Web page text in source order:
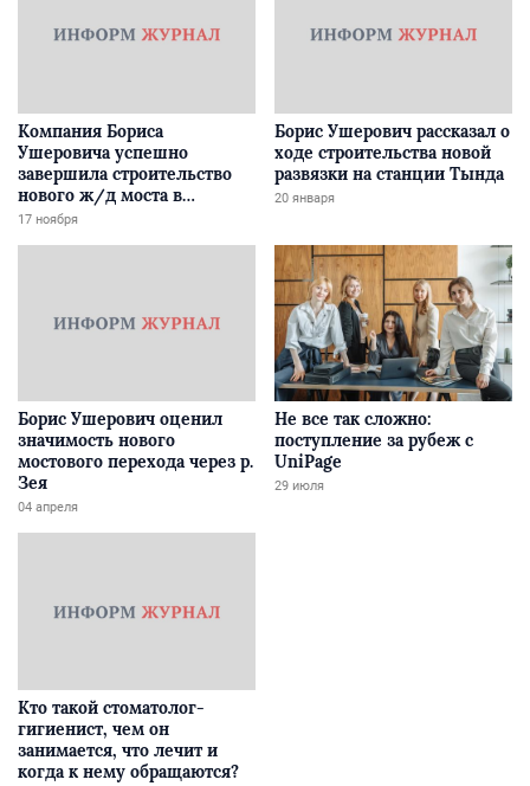
Компания Бориса
Ушеровича успешно
завершила строительство
нового ж/д моста в
Забайкалье
17 ноября
Борис Ушерович рассказал о
ходе строительства новой
развязки на станции Тында
20 января
Борис Ушерович оценил
значимость нового
мостового перехода через р.
Зея
04 апреля
Не все так сложно:
поступление за рубеж с
UniPage
29 июля
Кто такой стоматолог-
гигиенист, чем он
занимается, что лечит и
когда к нему обращаются?